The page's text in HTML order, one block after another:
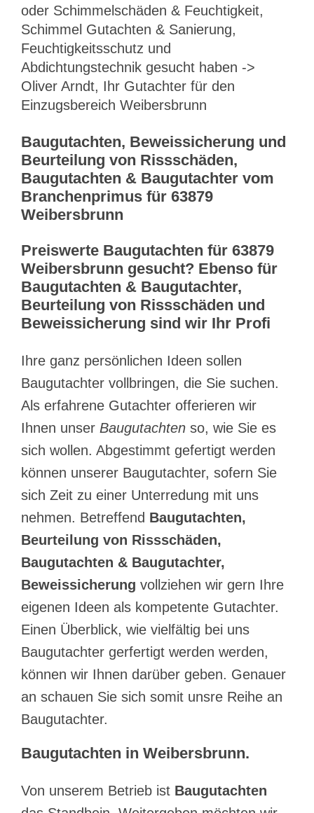
oder Schimmelschäden & Feuchtigkeit,
Schimmel Gutachten & Sanierung,
Feuchtigkeitsschutz und
Abdichtungstechnik gesucht haben ->
Oliver Arndt, Ihr Gutachter für den
Einzugsbereich Weibersbrunn
Baugutachten, Beweissicherung und
Beurteilung von Rissschäden,
Baugutachten & Baugutachter vom
Branchenprimus für 63879
Weibersbrunn
Preiswerte Baugutachten für 63879
Weibersbrunn gesucht? Ebenso für
Baugutachten & Baugutachter,
Beurteilung von Rissschäden und
Beweissicherung sind wir Ihr Profi
Ihre ganz persönlichen Ideen sollen
Baugutachter vollbringen, die Sie suchen.
Als erfahrene Gutachter offerieren wir
Ihnen unser Baugutachten so, wie Sie es
sich wollen. Abgestimmt gefertigt werden
können unserer Baugutachter, sofern Sie
sich Zeit zu einer Unterredung mit uns
nehmen. Betreffend Baugutachten,
Beurteilung von Rissschäden,
Baugutachten & Baugutachter,
Beweissicherung vollziehen wir gern Ihre
eigenen Ideen als kompetente Gutachter.
Einen Überblick, wie vielfältig bei uns
Baugutachter gerfertigt werden werden,
können wir Ihnen darüber geben. Genauer
an schauen Sie sich somit unsre Reihe an
Baugutachter.
Baugutachten in Weibersbrunn.
Von unserem Betrieb ist Baugutachten